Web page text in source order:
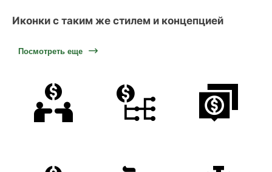
Иконки с таким же стилем и концепцией
Посмотреть еще